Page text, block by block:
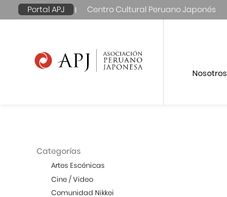
Portal APJ Centro Cultural Peruano Japonés
Nosotros
Categorías
Artes Escénicas
Cine / Video
Comunidad Nikkei